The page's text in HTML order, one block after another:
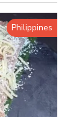
Philippines